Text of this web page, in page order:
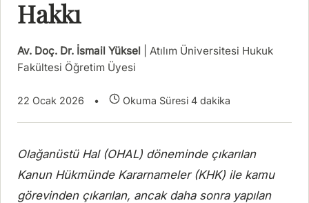
Hakkı
Av. Doç. Dr. İsmail Yüksel | Atılım Üniversitesi Hukuk
Fakültesi Öğretim Üyesi
22 Ocak 2026 • Okuma Süresi 4 dakika
Olağanüstü Hal (OHAL) döneminde çıkarılan
Kanun Hükmünde Kararnameler (KHK) ile kamu
görevinden çıkarılan, ancak daha sonra yapılan